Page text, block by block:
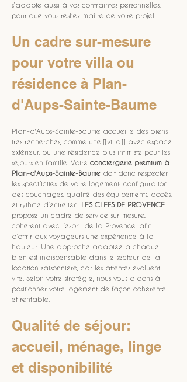
s’adapte aussi à vos contraintes personnelles,
pour que vous restiez maître de votre projet.
Un cadre sur-mesure
pour votre villa ou
résidence à Plan-
d'Aups-Sainte-Baume
Plan-d'Aups-Sainte-Baume accueille des biens
très recherchés, comme une [[villa]] avec espace
extérieur, ou une résidence plus intimiste pour les
séjours en famille. Votre conciergerie premium à
Plan-d'Aups-Sainte-Baume doit donc respecter
les spécificités de votre logement: configuration
des couchages, qualité des équipements, accès,
et rythme d’entretien. LES CLEFS DE PROVENCE
propose un cadre de service sur-mesure,
cohérent avec l’esprit de la Provence, afin
d’offrir aux voyageurs une expérience à la
hauteur. Une approche adaptée à chaque
bien est indispensable dans le secteur de la
location saisonnière, car les attentes évoluent
vite. Selon votre stratégie, nous vous aidons à
positionner votre logement de façon cohérente
et rentable.
Qualité de séjour:
accueil, ménage, linge
et disponibilité